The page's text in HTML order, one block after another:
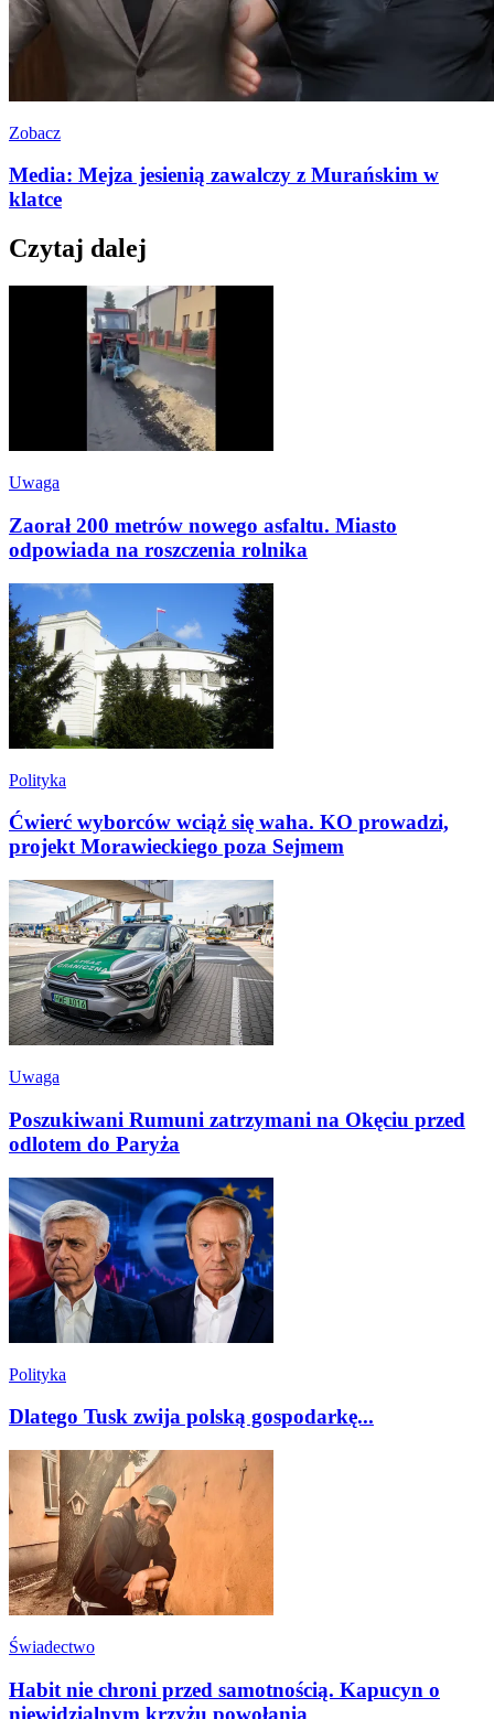
Zobacz
Media: Mejza jesienią zawalczy z Murańskim w
klatce
Czytaj dalej
Uwaga
Zaorał 200 metrów nowego asfaltu. Miasto
odpowiada na roszczenia rolnika
Polityka
Ćwierć wyborców wciąż się waha. KO prowadzi,
projekt Morawieckiego poza Sejmem
Uwaga
Poszukiwani Rumuni zatrzymani na Okęciu przed
odlotem do Paryża
Polityka
Dlatego Tusk zwija polską gospodarkę...
Świadectwo
Habit nie chroni przed samotnością. Kapucyn o
niewidzialnym krzyżu powołania